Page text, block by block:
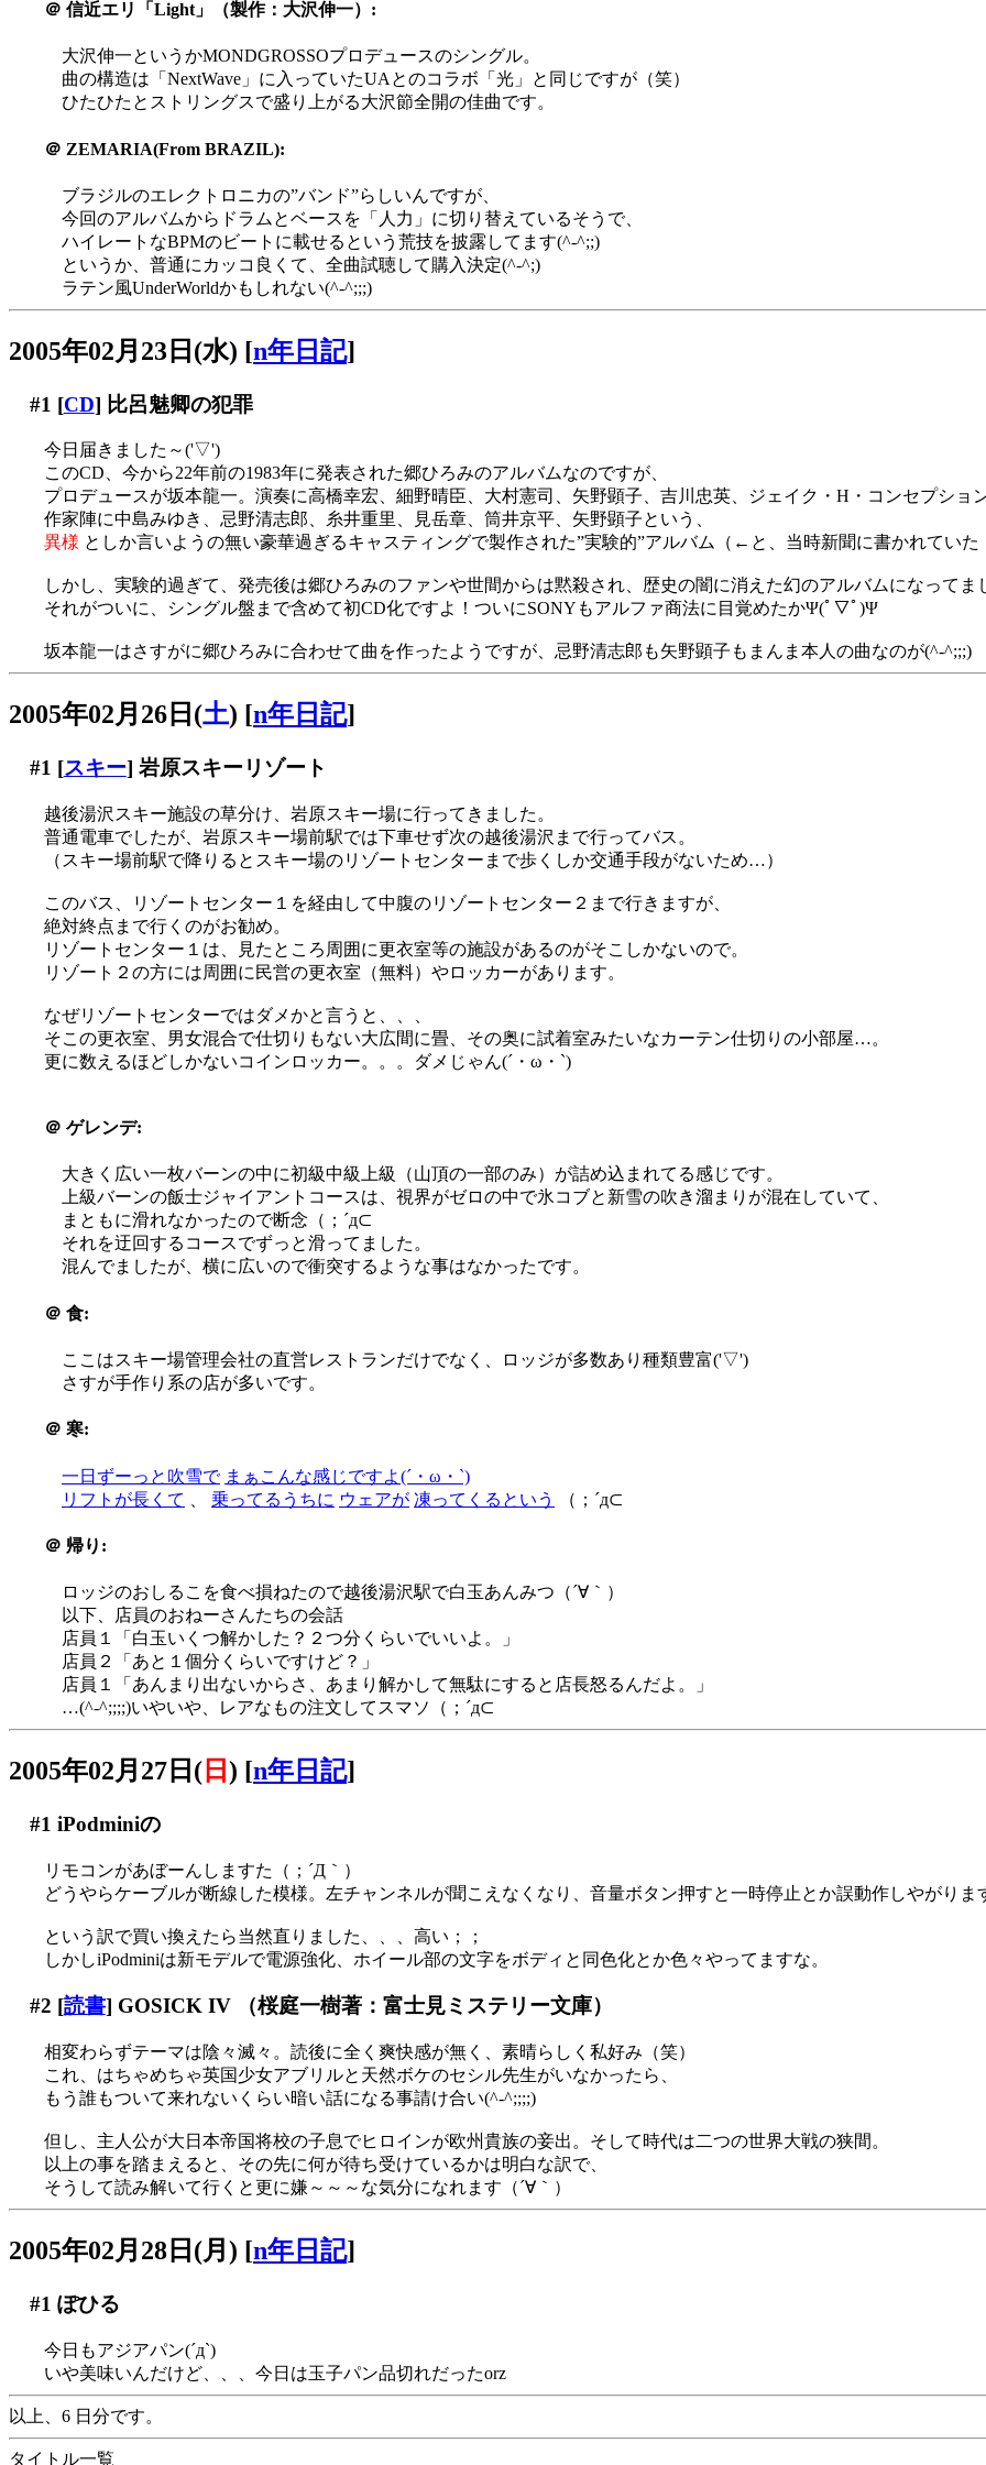
＠ 信近エリ「Light」（製作：大沢伸一）:
大沢伸一というかMONDGROSSOプロデュースのシングル。
曲の構造は「NextWave」に入っていたUAとのコラボ「光」と同じですが（笑）
ひたひたとストリングスで盛り上がる大沢節全開の佳曲です。
＠ ZEMARIA(From BRAZIL):
ブラジルのエレクトロニカの”バンド”らしいんですが、
今回のアルバムからドラムとベースを「人力」に切り替えているそうで、
ハイレートなBPMのビートに載せるという荒技を披露してます(^-^;;)
というか、普通にカッコ良くて、全曲試聴して購入決定(^-^;)
ラテン風UnderWorldかもしれない(^-^;;;)
2005年02月23日(水) [n年日記]
#1 [CD] 比呂魅卿の犯罪
今日届きました～('▽')
このCD、今から22年前の1983年に発表された郷ひろみのアルバムなのですが、
プロデュースが坂本龍一。演奏に高橋幸宏、細野晴臣、大村憲司、矢野顕子、吉川忠英、ジェイク・H・コンセプショ
作家陣に中島みゆき、忌野清志郎、糸井重里、見岳章、筒井京平、矢野顕子という、
異様 としか言いようの無い豪華過ぎるキャスティングで製作された”実験的”アルバム（←と、当時新聞に書かれてい
しかし、実験的過ぎて、発売後は郷ひろみのファンや世間からは黙殺され、歴史の闇に消えた幻のアルバムになってま
それがついに、シングル盤まで含めて初CD化ですよ！ついにSONYもアルファ商法に目覚めたかΨ(ﾟ▽ﾟ)Ψ
坂本龍一はさすがに郷ひろみに合わせて曲を作ったようですが、忌野清志郎も矢野顕子もまんま本人の曲なのが(^-^;;;)
2005年02月26日(土) [n年日記]
#1 [スキー] 岩原スキーリゾート
越後湯沢スキー施設の草分け、岩原スキー場に行ってきました。
普通電車でしたが、岩原スキー場前駅では下車せず次の越後湯沢まで行ってバス。
（スキー場前駅で降りるとスキー場のリゾートセンターまで歩くしか交通手段がないため…）
このバス、リゾートセンター１を経由して中腹のリゾートセンター２まで行きますが、
絶対終点まで行くのがお勧め。
リゾートセンター１は、見たところ周囲に更衣室等の施設があるのがそこしかないので。
リゾート２の方には周囲に民営の更衣室（無料）やロッカーがあります。
なぜリゾートセンターではダメかと言うと、、、
そこの更衣室、男女混合で仕切りもない大広間に畳、その奥に試着室みたいなカーテン仕切りの小部屋…。
更に数えるほどしかないコインロッカー。。。ダメじゃん(´・ω・`)
＠ ゲレンデ:
大きく広い一枚バーンの中に初級中級上級（山頂の一部のみ）が詰め込まれてる感じです。
上級バーンの飯士ジャイアントコースは、視界がゼロの中で氷コブと新雪の吹き溜まりが混在していて、
まともに滑れなかったので断念（；´д⊂
それを迂回するコースでずっと滑ってました。
混んでましたが、横に広いので衝突するような事はなかったです。
＠ 食:
ここはスキー場管理会社の直営レストランだけでなく、ロッジが多数あり種類豊富('▽')
さすが手作り系の店が多いです。
＠ 寒:
一日ずーっと吹雪で まぁこんな感じですよ(´・ω・`)
リフトが長くて
乗ってるうちに ウェアが 凍ってくるという （；´д⊂
＠ 帰り:
ロッジのおしるこを食べ損ねたので越後湯沢駅で白玉あんみつ（´∀｀）
以下、店員のおねーさんたちの会話
店員１「白玉いくつ解かした？２つ分くらいでいいよ。」
店員２「あと１個分くらいですけど？」
店員１「あんまり出ないからさ、あまり解かして無駄にすると店長怒るんだよ。」
…(^-^;;;;)いやいや、レアなもの注文してスマソ（；´д⊂
2005年02月27日( 日 ) [n年日記]
#1 iPodminiの
リモコンがあぼーんしますた（；´Д｀）
どうやらケーブルが断線した模様。左チャンネルが聞こえなくなり、音量ボタン押すと一時停止とか誤動作しやがりま
という訳で買い換えたら当然直りました、、、高い；；
しかしiPodminiは新モデルで電源強化、ホイール部の文字をボディと同色化とか色々やってますな。
#2 [読書] GOSICK IV （桜庭一樹著：富士見ミステリー文庫）
相変わらずテーマは陰々滅々。読後に全く爽快感が無く、素晴らしく私好み（笑）
これ、はちゃめちゃ英国少女アブリルと天然ボケのセシル先生がいなかったら、
もう誰もついて来れないくらい暗い話になる事請け合い(^-^;;;;)
但し、主人公が大日本帝国将校の子息でヒロインが欧州貴族の妾出。そして時代は二つの世界大戦の狭間。
以上の事を踏まえると、その先に何が待ち受けているかは明白な訳で、
そうして読み解いて行くと更に嫌～～～な気分になれます（´∀｀）
2005年02月28日(月) [n年日記]
#1 ぽひる
今日もアジアパン(´д`)
いや美味いんだけど、、、今日は玉子パン品切れだったorz
以上、6 日分です。
タイトル一覧